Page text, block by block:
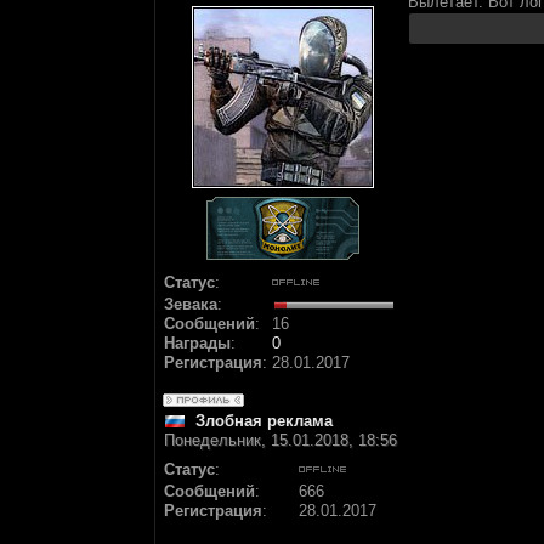
Статус:
Зевака:
Сообщений:
16
Награды:
0
Регистрация: 28.01.2017
Злобная реклама
Понедельник, 15.01.2018, 18:56
Статус:
Сообщений:
666
Регистрация: 28.01.2017